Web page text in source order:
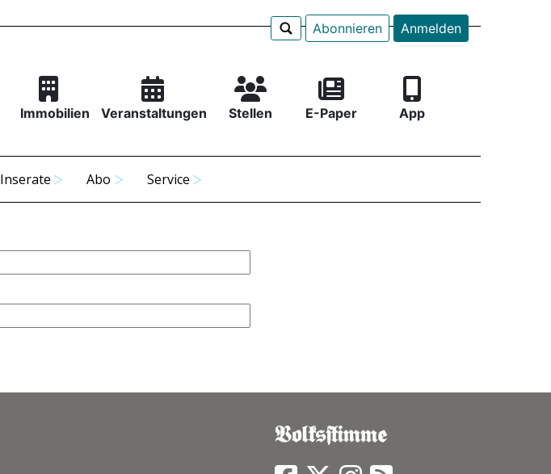
Abonnieren Anmelden
Immobilien Veranstaltungen Stellen E-Paper App
Inserate Abo Service